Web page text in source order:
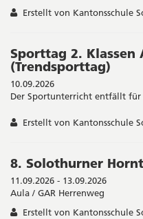
Erstellt von Kantonsschule
Sporttag 2. Klassen
(Trendsporttag)
10.09.2026
Der Sportunterricht entfällt für
Erstellt von Kantonsschule
8. Solothurner
11.09.2026 - 13.09.2026
Aula / GAR Herrenweg
Erstellt von Kantonsschule